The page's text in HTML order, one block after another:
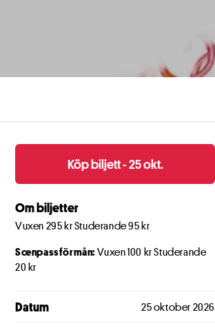
innehåll och
Köp biljett - 25 okt.
Om biljetter
Vuxen 295 kr Studerande 95 kr
Scenpassförmån:Vuxen 100 kr Studerande
20 kr
Datum 25 oktober 2026